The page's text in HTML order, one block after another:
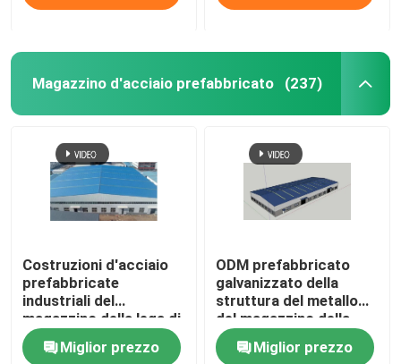
Magazzino d'acciaio prefabbricato (237)
Costruzioni d'acciaio
prefabbricate
industriali del
magazzino della lega di
alluminio
personalizzabili
Miglior prezzo
ODM prefabbricato
galvanizzato della
struttura del metallo
del magazzino della
struttura d'acciaio
Miglior prezzo